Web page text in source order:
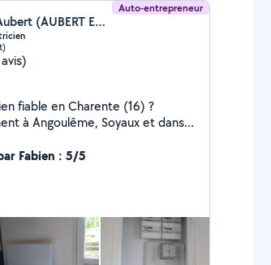
Auto-entrepreneur
William Aubert (AUBERT EVO)
fiable en Charente (16) ?
à Angoulême, Soyaux et dans
installation de tableaux
mise aux normes et recherche
et intervention rapide. Votre
sont ma priorité.
pour un dépannage
Fabien : 5/5